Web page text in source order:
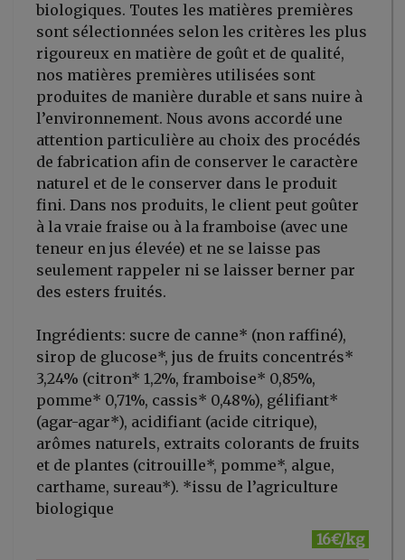
biologiques. Toutes les matières premières
sont sélectionnées selon les critères les plus
rigoureux en matière de goût et de qualité,
nos matières premières utilisées sont
produites de manière durable et sans nuire à
l’environnement. Nous avons accordé une
attention particulière au choix des procédés
de fabrication afin de conserver le caractère
naturel et de le conserver dans le produit
fini. Dans nos produits, le client peut goûter
à la vraie fraise ou à la framboise (avec une
teneur en jus élevée) et ne se laisse pas
seulement rappeler ni se laisser berner par
des esters fruités.
Ingrédients: sucre de canne* (non raffiné),
sirop de glucose*, jus de fruits concentrés*
3,24% (citron* 1,2%, framboise* 0,85%,
pomme* 0,71%, cassis* 0,48%), gélifiant*
(agar-agar*), acidifiant (acide citrique),
arômes naturels, extraits colorants de fruits
et de plantes (citrouille*, pomme*, algue,
carthame, sureau*). *issu de l’agriculture
biologique
16€/kg